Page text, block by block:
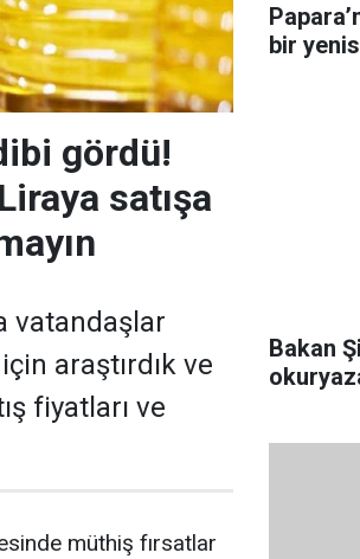
gördü!
satışa
vatandaşlar
araştırdık ve
fiyatları ve
müthiş fırsatlar
bir
Bakan